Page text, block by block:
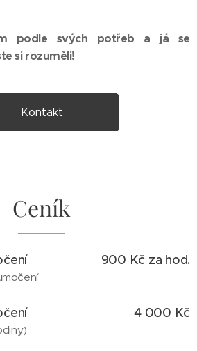
podle svých potřeb a já se
si rozuměli!
Kontakt
Ceník
900 Kč za hod.
4 000 Kč